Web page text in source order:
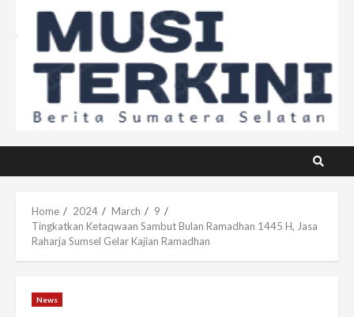
Home 2024 March
9
Tingkatkan Ketaqwaan Sambut Bulan Ramadhan 1445 H, Jasa
Raharja Sumsel Gelar Kajian Ramadhan
News